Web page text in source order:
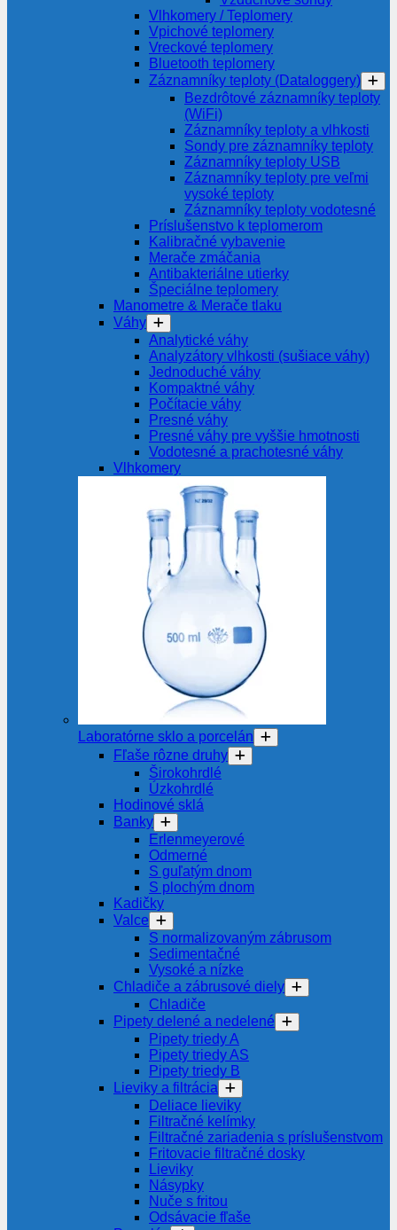
Vlhkomery / Teplomery
Vpichové teplomery
Vreckové teplomery
Bluetooth teplomery
Záznamníky teploty (Dataloggery)
Bezdrôtové záznamníky teploty
(WiFi)
Záznamníky teploty a vlhkosti
Sondy pre záznamníky teploty
Záznamníky teploty USB
Záznamníky teploty pre veľmi
vysoké teploty
Záznamníky teploty vodotesné
Príslušenstvo k teplomerom
Kalibračné vybavenie
Merače zmáčania
Antibakteriálne utierky
Špeciálne teplomery
Manometre & Merače tlaku
Váhy
Analytické váhy
Analyzátory vlhkosti (sušiace váhy)
Jednoduché váhy
Kompaktné váhy
Počítacie váhy
Presné váhy
Presné váhy pre vyššie hmotnosti
Vodotesné a prachotesné váhy
Vlhkomery
Laboratórne sklo a porcelán
Fľaše rôzne druhy
Širokohrdlé
Úzkohrdlé
Hodinové sklá
Banky
Erlenmeyerové
Odmerné
S guľatým dnom
S plochým dnom
Kadičky
Valce
S normalizovaným zábrusom
Sedimentačné
Vysoké a nízke
Chladiče a zábrusové diely
Chladiče
Pipety delené a nedelené
Pipety triedy A
Pipety triedy AS
Pipety triedy B
Lieviky a filtrácia
Deliace lieviky
Filtračné kelímky
Filtračné zariadenia s príslušenstvom
Fritovacie filtračné dosky
Lieviky
Násypky
Nuče s fritou
Odsávacie fľaše